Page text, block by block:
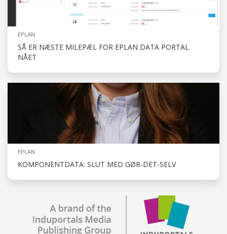
EPLAN
SÅ ER NÆSTE MILEPÆL FOR EPLAN DATA PORTAL
NÅET
EPLAN
KOMPONENTDATA: SLUT MED GØR-DET-SELV